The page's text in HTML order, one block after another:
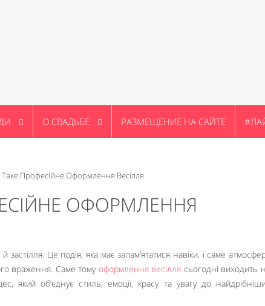
О СВАДЬБЕ РАЗМЕЩЕНИЕ НА САЙТЕ
Професійне Оформлення Весілля
ОФОРМЛЕННЯ
Це подія, яка має запам’ятатися навіки, і саме
враження. Саме тому оформлення весілля сьогодні виходить
який об’єднує стиль, емоції, красу та увагу до